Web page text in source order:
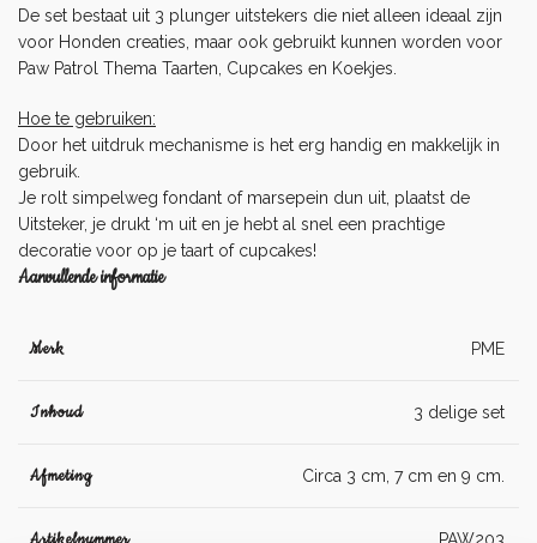
De set bestaat uit 3 plunger uitstekers die niet alleen ideaal zijn
voor Honden creaties, maar ook gebruikt kunnen worden voor
Paw Patrol Thema Taarten, Cupcakes en Koekjes.
Hoe te gebruiken:
Door het uitdruk mechanisme is het erg handig en makkelijk in
gebruik.
Je rolt simpelweg fondant of marsepein dun uit, plaatst de
Uitsteker, je drukt ‘m uit en je hebt al snel een prachtige
decoratie voor op je taart of cupcakes!
Aanvullende informatie
Merk PME
Inhoud 3 delige set
Afmeting Circa 3 cm, 7 cm en 9 cm.
PAW203